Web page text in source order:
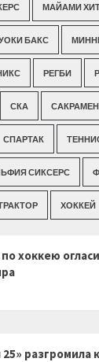
МАЙАМИ
БАКС
РЕГБИ
СКА
СПАРТАК
СИКСЕРС
ХОККЕЙ
хоккею
разгромила